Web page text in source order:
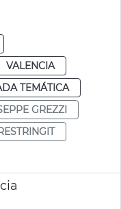
VALENCIA
TEMÁTICA
GREZZI